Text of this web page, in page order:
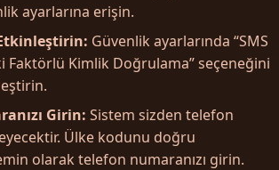
ayarlarına erişin.
Etkinleştirin: Güvenlik ayarlarında “SMS
Faktörlü Kimlik Doğrulama” seçeneğini
Girin: Sistem sizden telefon
Ülke kodunu doğru
olarak telefon numaranızı girin.